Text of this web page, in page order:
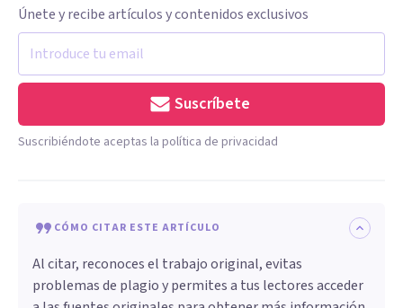
Únete y recibe artículos y contenidos exclusivos
Suscríbete
Suscribiéndote aceptas la política de privacidad
CÓMO CITAR ESTE ARTÍCULO
Al citar, reconoces el trabajo original, evitas
problemas de plagio y permites a tus lectores acceder